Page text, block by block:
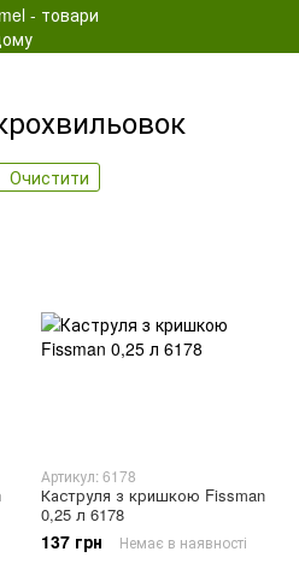
Очистити
Артикул: 6178
Каструля з кришкою Fissman
0,25 л 6178
137 грн Немає в наявності